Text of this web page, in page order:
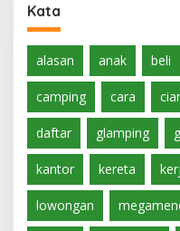
Kata
alasan anak beli
camping cara
daftar glamping
kantor kereta
lowongan